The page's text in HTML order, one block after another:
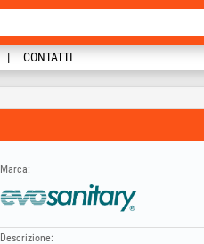
CONTATTI
Marca:
Descrizione: